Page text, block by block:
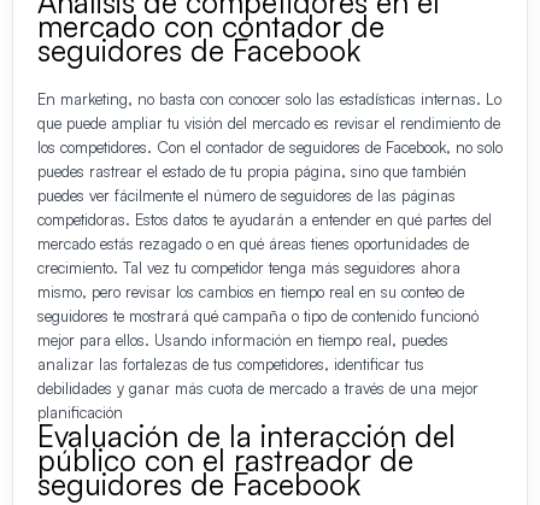
mercado con contador de
seguidores de Facebook
En marketing, no basta con conocer solo las estadísticas internas. Lo
que puede ampliar tu visión del mercado es revisar el rendimiento de
los competidores. Con el contador de seguidores de Facebook, no solo
puedes rastrear el estado de tu propia página, sino que también
puedes ver fácilmente el número de seguidores de las páginas
competidoras. Estos datos te ayudarán a entender en qué partes del
mercado estás rezagado o en qué áreas tienes oportunidades de
crecimiento. Tal vez tu competidor tenga más seguidores ahora
mismo, pero revisar los cambios en tiempo real en su conteo de
seguidores te mostrará qué campaña o tipo de contenido funcionó
mejor para ellos. Usando información en tiempo real, puedes
analizar las fortalezas de tus competidores, identificar tus
debilidades y ganar más cuota de mercado a través de una mejor
planificación
Evaluación de la interacción del
público con el rastreador de
seguidores de Facebook